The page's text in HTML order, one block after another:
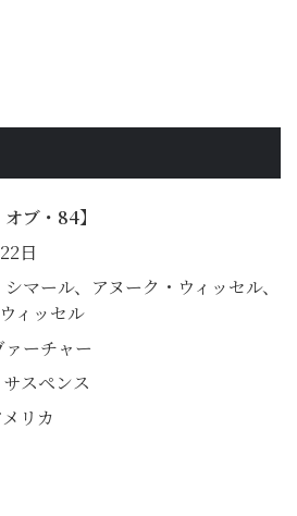
オブ・84】
日
マール、アヌーク・ウィッセル、
ィッセル
ーチャー
スペンス
リカ